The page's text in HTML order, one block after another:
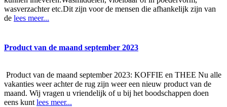
wasverzachter etc.Dit zijn voor de mensen die afhankelijk zijn van
de lees meer...
Product van de maand september 2023
Product van de maand september 2023: KOFFIE en THEE Nu alle
vakanties weer achter de rug zijn weer een nieuw product van de
maand. Wij vragen u vriendelijk of u bij het boodschappen doen
eens kunt lees meer...